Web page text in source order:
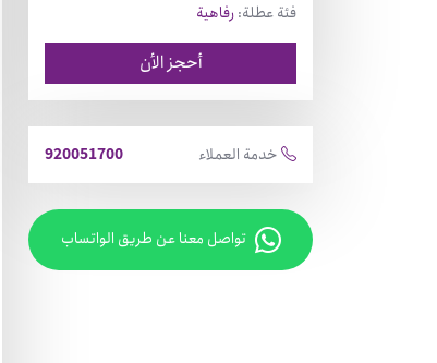
فئة عطلة:رفاهية
أحجز الأن
خدمة العملاء 920051700
تواصل معنا عن طریق الواتساب